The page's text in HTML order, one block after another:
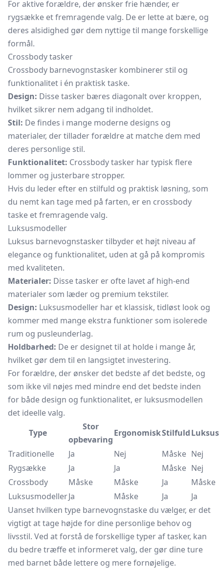
For aktive forældre, der ønsker frie hænder, er
rygsække et fremragende valg. De er lette at bære, og
deres alsidighed gør dem nyttige til mange forskellige
formål.
Crossbody tasker
Crossbody barnevognstasker kombinerer stil og
funktionalitet i én praktisk taske.
Design: Disse tasker bæres diagonalt over kroppen,
hvilket sikrer nem adgang til indholdet.
Stil: De findes i mange moderne designs og
materialer, der tillader forældre at matche dem med
deres personlige stil.
Funktionalitet: Crossbody tasker har typisk flere
lommer og justerbare stropper.
Hvis du leder efter en stilfuld og praktisk løsning, som
du nemt kan tage med på farten, er en crossbody
taske et fremragende valg.
Luksusmodeller
Luksus barnevognstasker tilbyder et højt niveau af
elegance og funktionalitet, uden at gå på kompromis
med kvaliteten.
Materialer: Disse tasker er ofte lavet af high-end
materialer som læder og premium tekstiler.
Design: Luksusmodeller har et klassisk, tidløst look og
kommer med mange ekstra funktioner som isolerede
rum og pusleunderlag.
Holdbarhed: De er designet til at holde i mange år,
hvilket gør dem til en langsigtet investering.
For forældre, der ønsker det bedste af det bedste, og
som ikke vil nøjes med mindre end det bedste inden
for både design og funktionalitet, er luksusmodellen
det ideelle valg.
Type
Stor
opbevaring
ErgonomiskStilfuldLuksus
Traditionelle
Ja Nej Måske Nej
Rygsække
Ja Ja Måske Nej
Crossbody
Måske Måske Ja
Måske
LuksusmodellerJa Måske Ja
Ja
Uanset hvilken type barnevognstaske du vælger, er det
vigtigt at tage højde for dine personlige behov og
livsstil. Ved at forstå de forskellige typer af tasker, kan
du bedre træffe et informeret valg, der gør dine ture
med barnet både lettere og mere fornøjelige.